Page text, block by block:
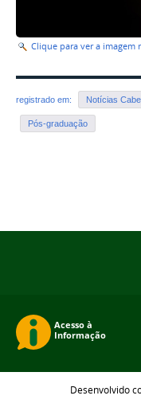
Clique para ver a
registrado em: Notícias
Pós-graduação
Desenvolvido